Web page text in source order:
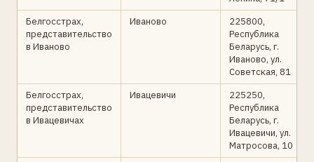
Белгосстрах,
представительство
в Иваново
Иваново
225800,
Республика
Беларусь, г.
Иваново, ул.
Советская, 81
Белгосстрах,
представительство
в Ивацевичах
Ивацевичи
225250,
Республика
Беларусь, г.
Ивацевичи, ул.
Матросова, 10